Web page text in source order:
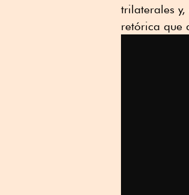
trilaterales
retórica que